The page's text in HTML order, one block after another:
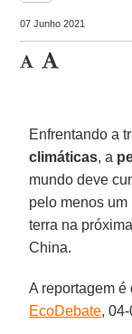
07 Junho 2021
Enfrentando a
climáticas, a
mundo deve
pelo menos
terra na
China.
A reportagem
EcoDebate,